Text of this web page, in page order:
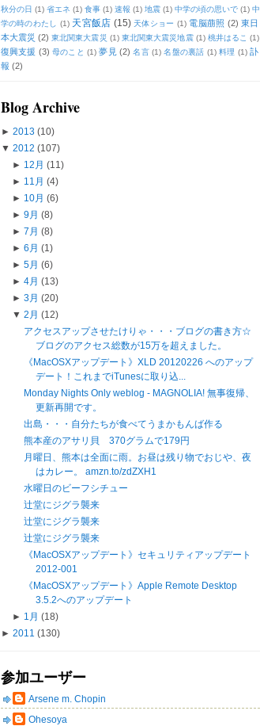
秋分の日 (1) 省エネ (1) 食事 (1) 速報 (1) 地震 (1) 中学の頃の思いで (1) 中
学の時のわたし
(1) 天宮飯店 (15) 天体ショー (1) 電脳萠照 (2) 東日
本大震災 (2) 東北関東大震災 (1) 東北関東大震災地震 (1) 桃井はるこ (1)
復興支援 (3) 母のこと (1) 夢見 (2) 名言 (1) 名盤の裏話 (1) 料理 (1) 訃
報 (2)
Blog Archive
► 2013 (10)
▼ 2012 (107)
► 12月 (11)
► 11月 (4)
► 10月 (6)
► 9月 (8)
► 7月 (8)
► 6月 (1)
► 5月 (6)
► 4月 (13)
► 3月 (20)
▼ 2月 (12)
アクセスアップさせたけりゃ・・・ブログの書き方☆
ブログのアクセス総数が15万を超えました。
《MacOSXアップデート》XLD 20120226 へのアップ
デート！これまでiTunesに取り込...
Monday Nights Only weblog - MAGNOLIA! 無事復帰、
更新再開です。
出島・・・自分たちが食べてうまかもんば作る
熊本産のアサリ貝 370グラムで179円
月曜日、熊本は全面に雨。お昼は残り物でおじや、夜
はカレー。 amzn.to/zdZXH1
水曜日のビーフシチュー
辻堂にジグラ襲来
辻堂にジグラ襲来
辻堂にジグラ襲来
《MacOSXアップデート》セキュリティアップデート
2012-001
《MacOSXアップデート》Apple Remote Desktop
3.5.2へのアップデート
► 1月 (18)
► 2011 (130)
参加ユーザー
Arsene m. Chopin
Ohesoya